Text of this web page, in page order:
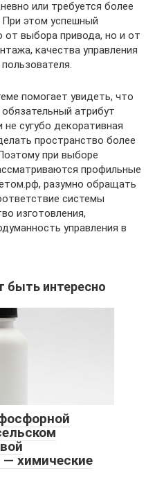
или требуется более
При этом успешный
от выбора привода, но и от
качества управления
помогает увидеть, что
атрибут
не сугубо декоративная
пространство более
при выборе
профильные
разумно обращать
системы
изготовления,
управления в
интересно
химические